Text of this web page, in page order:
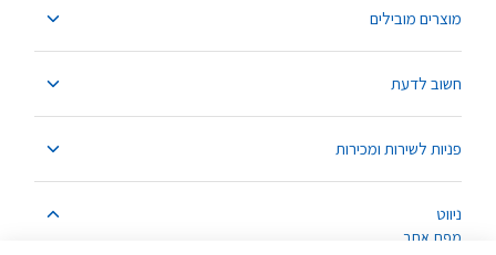
מוצרים מובילים
חשוב לדעת
פניות לשירות ומכירות
ניווט
מפת אתר